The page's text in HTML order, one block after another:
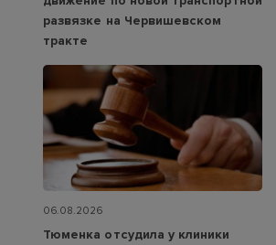
развязке на Червишевском
тракте
06.08.2026
Тюменка отсудила у клиники